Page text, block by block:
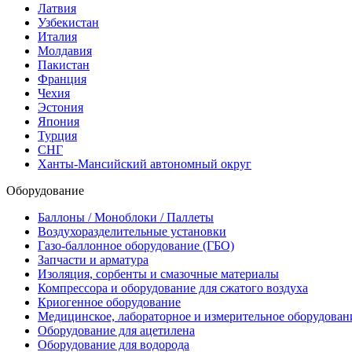
Латвия
Узбекистан
Италия
Молдавия
Пакистан
Франция
Чехия
Эстония
Япония
Турция
СНГ
Ханты-Мансийский автономный округ
Оборудование
Баллоны / Моноблоки / Паллеты
Воздухоразделительные установки
Газо-баллонное оборудование (ГБО)
Запчасти и арматура
Изоляция, сорбенты и смазочные материалы
Компрессора и оборудование для сжатого воздуха
Криогенное оборудование
Медицинское, лабораторное и измерительное
Оборудование для ацетилена
Оборудование для водорода